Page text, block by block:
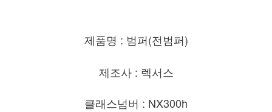
제품명 : 범퍼(전범퍼)
제조사 : 렉서스
클래스넘버 : NX300h